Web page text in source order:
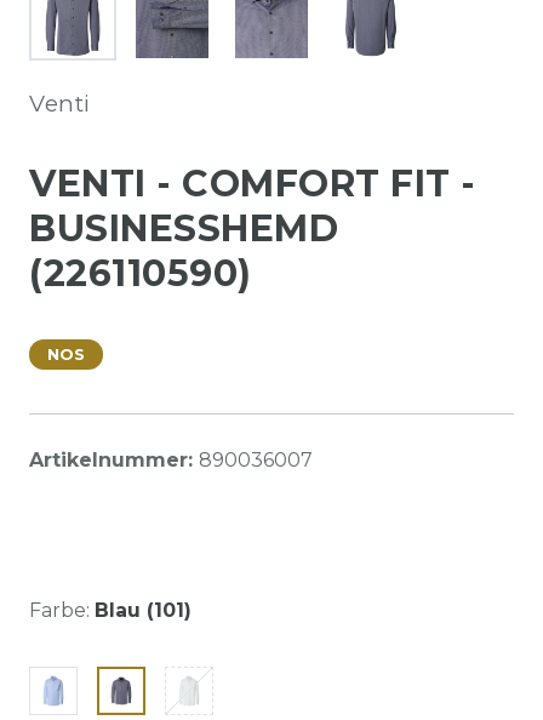
Venti
VENTI - COMFORT FIT -
BUSINESSHEMD
(226110590)
NOS
Artikelnummer: 890036007
Farbe: Blau (101)